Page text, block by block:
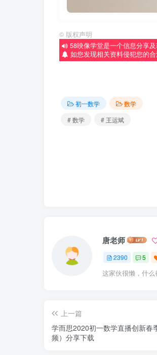
© 版权声明
58映像学堂是一个信息分享
如您发现相关资料侵犯您的
初一数学
数学
# 数学
# 王运斌
唐老师
2390 5
这家伙很懒，什
上一篇
学而思2020初一数学直播创新春
频）分享下载